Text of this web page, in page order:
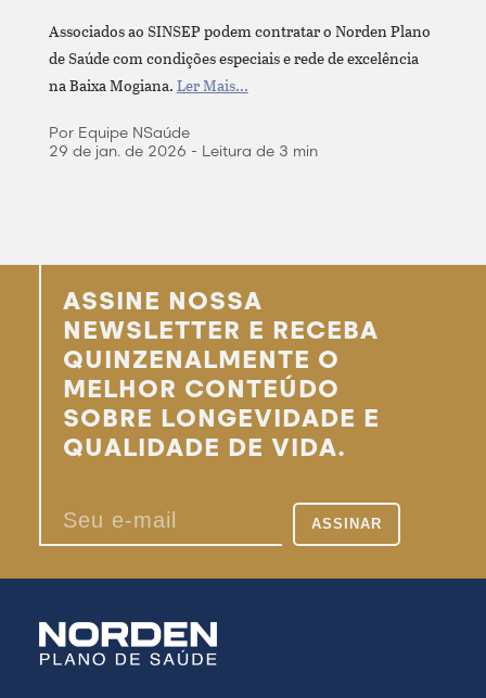
Associados ao SINSEP podem contratar o Norden Plano
de Saúde com condições especiais e rede de excelência
na Baixa Mogiana.Ler Mais...
Por Equipe NSaúde
29 de jan. de 2026 - Leitura de 3 min
ASSINE NOSSA
NEWSLETTER E RECEBA
QUINZENALMENTE O
MELHOR CONTEÚDO
SOBRE LONGEVIDADE E
QUALIDADE DE VIDA.